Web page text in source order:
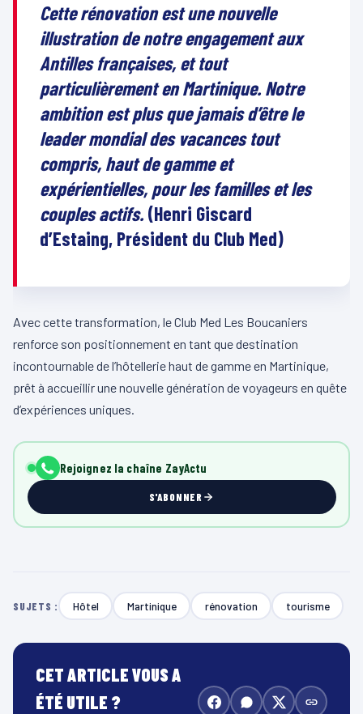
Cette rénovation est une nouvelle
illustration de notre engagement aux
Antilles françaises, et tout
particulièrement en Martinique. Notre
ambition est plus que jamais d’être le
leader mondial des vacances tout
compris, haut de gamme et
expérientielles, pour les familles et les
couples actifs. (Henri Giscard
d’Estaing, Président du Club Med)
Avec cette transformation, le Club Med Les Boucaniers
renforce son positionnement en tant que destination
incontournable de l’hôtellerie haut de gamme en Martinique,
prêt à accueillir une nouvelle génération de voyageurs en quête
d’expériences uniques.
Rejoignez la chaîne ZayActu
S'ABONNER
SUJETS : Hôtel Martinique rénovation tourisme
CET ARTICLE VOUS A
ÉTÉ UTILE ?